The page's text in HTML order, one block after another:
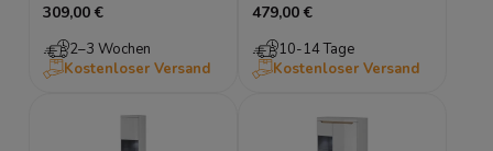
Wohnzimmerschrank
Highboard
309,00 €
2–3 Wochen
Kostenloser Versand
90x151x40 cm
479,00 €
10-14 Tage
Kostenloser Versand